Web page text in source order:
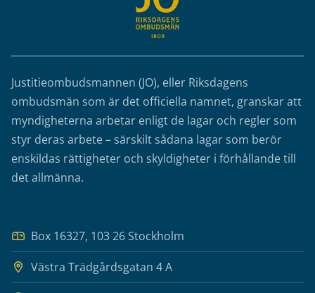
Justitieombudsmannen (JO), eller Riksdagens
ombudsmän som är det officiella namnet, granskar att
myndigheterna arbetar enligt de lagar och regler som
styr deras arbete – särskilt sådana lagar som berör
enskildas rättigheter och skyldigheter i förhållande till
det allmänna.
Box 16327, 103 26 Stockholm
Västra Trädgårdsgatan 4 A